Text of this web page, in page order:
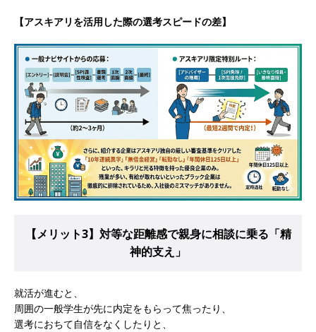
る ｜ 土日祝休み ｜ 年間休日124日 ｜ ギミック
体育会積極採用企業
[ 2026年5月14日 ] 【 28卒 ｜ 不動産・営業を知
れる仕事体験開催 】大阪勤務・転勤なし ｜ 関西
知名度抜群の総合不動産会社 ｜ マンション販売
戸数近畿圏第3位 ｜ 初任給30万+手当、1年目で
年収1,000万も目指せる ｜ 年間休日120～125日
｜ エスリード
体育会積極採用企業
業界研究・企業説明会 】 世界最大級の金融サー
120日以上 ｜ ジブラルタ生命
【アスキアリを活用した際の選考スピードの差】
【メリット3】対等な距離感で親身に相談に乗る「精
神的支え」
就活が進むと、
周囲の一般学生が先に内定をもらって焦ったり、
選考におちて自信をなくしたりと、